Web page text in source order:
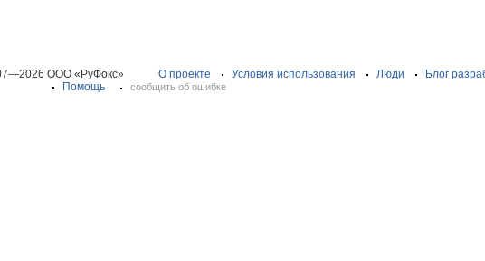
ООО «РуФокс» О проекте Условия использования Люди Блог
Помощь
сообщить об ошибке